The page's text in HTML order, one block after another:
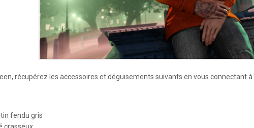
récupérez les accessoires et déguisements suivants en vous connectant à
fendu gris